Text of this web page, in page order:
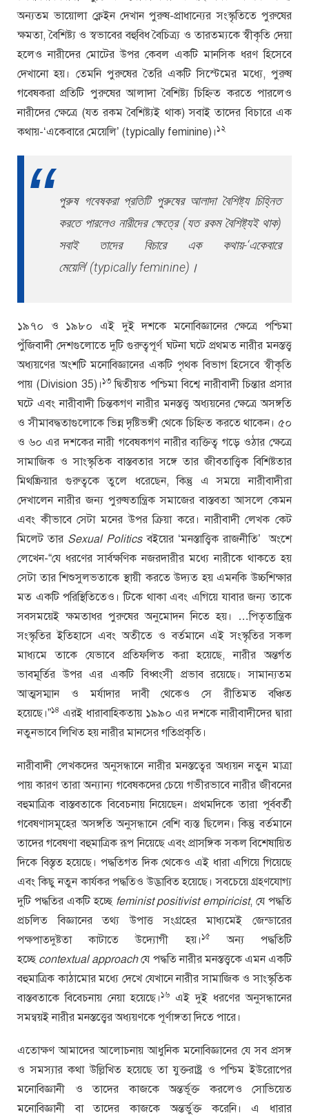
অন্যতম ভায়োলা ক্লেইন দেখান পুরুষ-প্রাধান্যের সংস্কৃতিতে পুরুষের
ক্ষমতা, বৈশিষ্ট্য ও স্বভাবের বহুবিধ বৈচিত্র্য ও তারতম্যকে স্বীকৃতি দেয়া
হলেও নারীদের মোটের উপর কেবল একটি মানসিক ধরণ হিসেবে
দেখানো হয়। তেমনি পুরুষের তৈরি একটি সিস্টেমের মধ্যে, পুরুষ
গবেষকরা প্রতিটি পুরুষের আলাদা বৈশিষ্ট্য চিহ্নিত করতে পারলেও
নারীদের ক্ষেত্রে (যত রকম বৈশিষ্ট্যই থাক) সবাই তাদের বিচারে এক
কথায়-‘একেবারে মেয়েলি’ (typically feminine)।১২
পুরুষ গবেষকরা প্রতিটি পুরুষের আলাদা বৈশিষ্ট্য চিহ্নিত
করতে পারলেও নারীদের ক্ষেত্রে (যত রকম বৈশিষ্ট্যই থাক)
সবাই তাদের বিচারে এক কথায়-‘একেবারে
মেয়েলি’ (typically feminine)।
১৯৭০ ও ১৯৮০ এই দুই দশকে মনোবিজ্ঞানের ক্ষেত্রে পশ্চিমা
পুঁজিবাদী দেশগুলোতে দুটি গুরুত্বপূর্ণ ঘটনা ঘটে প্রথমত নারীর মনস্তত্ত্ব
অধ্যয়ণের অংশটি মনোবিজ্ঞানের একটি পৃথক বিভাগ হিসেবে স্বীকৃতি
পায় (Division 35)।১৩দ্বিতীয়ত পশ্চিমা বিশ্বে নারীবাদী চিন্তার প্রসার
ঘটে এবং নারীবাদী চিন্তকগণ নারীর মনস্তত্ত্ব অধ্যয়নের ক্ষেত্রে অসঙ্গতি
ও সীমাবদ্ধতাগুলোকে ভিন্ন দৃষ্টিভঙ্গী থেকে চিহ্নিত করতে থাকেন। ৫০
ও ৬০ এর দশকের নারী গবেষকগণ নারীর ব্যক্তিত্ব গড়ে ওঠার ক্ষেত্রে
সামাজিক ও সাংস্কৃতিক বাস্তবতার সঙ্গে তার জীবতাত্ত্বিক বিশিষ্টতার
মিথষ্ক্রিয়ার গুরুত্বকে তুলে ধরেছেন, কিন্তু এ সময়ে নারীবাদীরা
দেখালেন নারীর জন্য পুরুষতান্ত্রিক সমাজের বাস্তবতা আসলে কেমন
এবং কীভাবে সেটা মনের উপর ক্রিয়া করে। নারীবাদী লেখক কেট
মিলেট তার Sexual Politicsবইয়ের ‘মনস্তাত্ত্বিক রাজনীতি’ অংশে
লেখেন-“যে ধরণের সার্বক্ষণিক নজরদারীর মধ্যে নারীকে থাকতে হয়
সেটা তার শিশুসুলভতাকে স্থায়ী করতে উদ্যত হয় এমনকি উচ্চশিক্ষার
মত একটি পরিস্থিতিতেও। টিকে থাকা এবং এগিয়ে যাবার জন্য তাকে
সবসময়েই ক্ষমতাধর পুরুষের অনুমোদন নিতে হয়। …পিতৃতান্ত্রিক
সংস্কৃতির ইতিহাসে এবং অতীতে ও বর্তমানে এই সংস্কৃতির সকল
মাধ্যমে তাকে যেভাবে প্রতিফলিত করা হয়েছে, নারীর অন্তর্গত
ভাবমূর্তির উপর এর একটি বিধ্বংসী প্রভাব রয়েছে। সামান্যতম
আত্মসম্মান ও মর্যাদার দাবী থেকেও সে রীতিমত বঞ্চিত
হয়েছে।”১৪ এরই ধারাবাহিকতায় ১৯৯০ এর দশকে নারীবাদীদের দ্বারা
নতুনভাবে লিখিত হয় নারীর মানসের গতিপ্রকৃতি।
নারীবাদী লেখকদের অনুসন্ধানে নারীর মনস্তত্বের অধ্যয়ন নতুন মাত্রা
পায় কারণ তারা অন্যান্য গবেষকদের চেয়ে গভীরভাবে নারীর জীবনের
বহুমাত্রিক বাস্তবতাকে বিবেচনায় নিয়েছেন। প্রথমদিকে তারা পূর্ববর্তী
গবেষণাসমূহের অসঙ্গতি অনুসন্ধানে বেশি ব্যস্ত ছিলেন। কিন্তু বর্তমানে
তাদের গবেষণা বহুমাত্রিক রূপ নিয়েছে এবং প্রাসঙ্গিক সকল বিশেষায়িত
দিকে বিস্তৃত হয়েছে। পদ্ধতিগত দিক থেকেও এই ধারা এগিয়ে গিয়েছে
এবং কিছু নতুন কার্যকর পদ্ধতিও উদ্ভাবিত হয়েছে। সবচেয়ে গ্রহণযোগ্য
দুটি পদ্ধতির একটি হচ্ছে feminist positivist empiricist, যে পদ্ধতি
প্রচলিত বিজ্ঞানের তথ্য উপাত্ত সংগ্রহের মাধ্যমেই জেন্ডারের
পক্ষপাতদুষ্টতা কাটাতে উদ্যোগী হয়।১৫
অন্য পদ্ধতিটি
হচ্ছে contextual approachযে পদ্ধতি নারীর মনস্তত্ত্বকে এমন একটি
বহুমাত্রিক কাঠামোর মধ্যে দেখে যেখানে নারীর সামাজিক ও সাংস্কৃতিক
বাস্তবতাকে বিবেচনায় নেয়া হয়েছে।১৬
এই দুই ধরণের অনুসন্ধানের
সমন্বয়ই নারীর মনস্তত্ত্বের অধ্যয়ণকে পূর্ণাঙ্গতা দিতে পারে।
এতোক্ষণ আমাদের আলোচনায় আধুনিক মনোবিজ্ঞানের যে সব প্রসঙ্গ
ও সমস্যার কথা উল্লিখিত হয়েছে তা যুক্তরাষ্ট্র ও পশ্চিম ইউরোপের
মনোবিজ্ঞানী ও তাদের কাজকে অন্তর্ভূক্ত করলেও সোভিয়েত
মনোবিজ্ঞানী বা তাদের কাজকে অন্তর্ভুক্ত করেনি। এ ধারার